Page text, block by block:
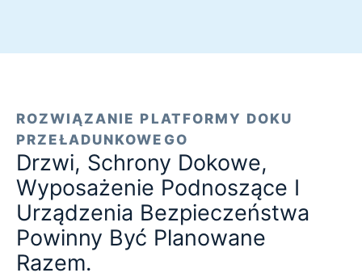
ROZWIĄZANIE PLATFORMY DOKU
PRZEŁADUNKOWEGO
Drzwi, Schrony Dokowe,
Wyposażenie Podnoszące I
Urządzenia Bezpieczeństwa
Powinny Być Planowane
Razem.